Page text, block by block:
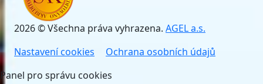
2026 © Všechna práva vyhrazena. AGEL a.s.
Nastavení cookies
Ochrana osobních údajů
Panel pro správu cookies